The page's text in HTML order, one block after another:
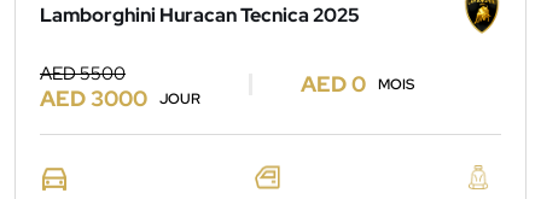
Lamborghini Huracan Tecnica 2025
AED 5500
AED 3000 JOUR
AED 0 MOIS